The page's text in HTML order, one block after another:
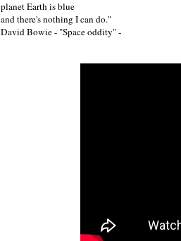
planet Earth is blue
and there's nothing I can do."
David Bowie - "Space oddity" -